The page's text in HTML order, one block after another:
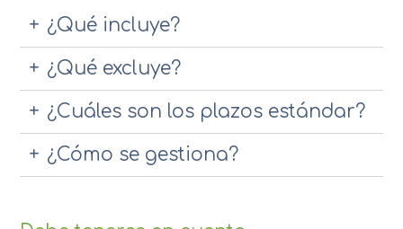
¿Qué incluye?
¿Qué excluye?
¿Cuáles son los plazos estándar?
¿Cómo se gestiona?